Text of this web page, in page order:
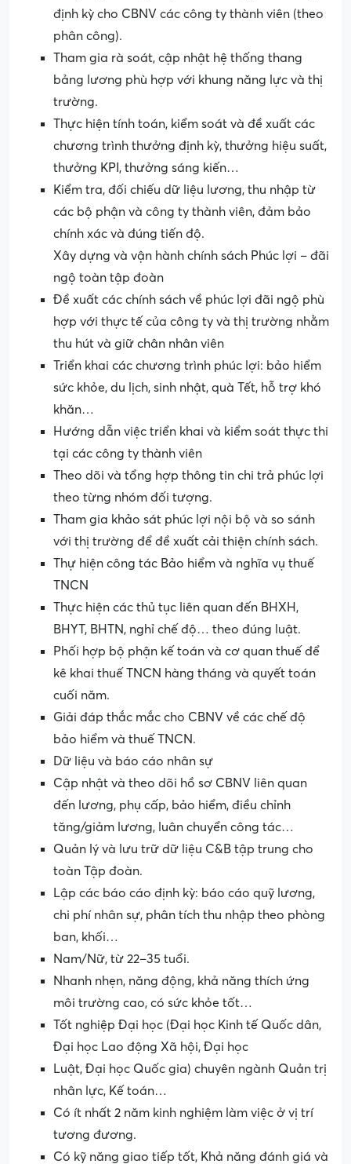
định kỳ cho CBNV các công ty thành viên (theo
phân công).
Tham gia rà soát, cập nhật hệ thống thang
bảng lương phù hợp với khung năng lực và thị
trường.
Thực hiện tính toán, kiểm soát và đề xuất các
chương trình thưởng định kỳ, thưởng hiệu suất,
thưởng KPI, thưởng sáng kiến…
Kiểm tra, đối chiếu dữ liệu lương, thu nhập từ
các bộ phận và công ty thành viên, đảm bảo
chính xác và đúng tiến độ.
Xây dựng và vận hành chính sách Phúc lợi – đãi
ngộ toàn tập đoàn
Đề xuất các chính sách về phúc lợi đãi ngộ phù
hợp với thực tế của công ty và thị trường nhằm
thu hút và giữ chân nhân viên
Triển khai các chương trình phúc lợi: bảo hiểm
sức khỏe, du lịch, sinh nhật, quà Tết, hỗ trợ khó
khăn…
Hướng dẫn việc triển khai và kiểm soát thực thi
tại các công ty thành viên
Theo dõi và tổng hợp thông tin chi trả phúc lợi
theo từng nhóm đối tượng.
Tham gia khảo sát phúc lợi nội bộ và so sánh
với thị trường để đề xuất cải thiện chính sách.
Thự hiện công tác Bảo hiểm và nghĩa vụ thuế
TNCN
Thực hiện các thủ tục liên quan đến BHXH,
BHYT, BHTN, nghỉ chế độ… theo đúng luật.
Phối hợp bộ phận kế toán và cơ quan thuế để
kê khai thuế TNCN hàng tháng và quyết toán
cuối năm.
Giải đáp thắc mắc cho CBNV về các chế độ
bảo hiểm và thuế TNCN.
Dữ liệu và báo cáo nhân sự
Cập nhật và theo dõi hồ sơ CBNV liên quan
đến lương, phụ cấp, bảo hiểm, điều chỉnh
tăng/giảm lương, luân chuyển công tác…
Quản lý và lưu trữ dữ liệu C&B tập trung cho
toàn Tập đoàn.
Lập các báo cáo định kỳ: báo cáo quỹ lương,
chi phí nhân sự, phân tích thu nhập theo phòng
ban, khối…
Nam/Nữ, từ 22–35 tuổi.
Nhanh nhẹn, năng động, khả năng thích ứng
môi trường cao, có sức khỏe tốt…
Tốt nghiệp Đại học (Đại học Kinh tế Quốc dân,
Đại học Lao động Xã hội, Đại học
Luật, Đại học Quốc gia) chuyên ngành Quản trị
nhân lực, Kế toán…
Có ít nhất 2 năm kinh nghiệm làm việc ở vị trí
tương đương.
Có kỹ năng giao tiếp tốt, Khả năng đánh giá và